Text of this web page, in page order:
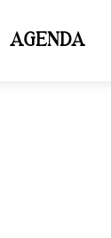
AGENDA